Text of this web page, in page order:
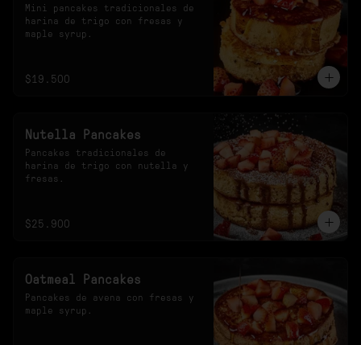
Mini pancakes tradicionales de
harina de trigo con fresas y
maple syrup.
$19.500
Nutella Pancakes
Pancakes tradicionales de
harina de trigo con nutella y
fresas.
$25.900
Oatmeal Pancakes
Pancakes de avena con fresas y
maple syrup.